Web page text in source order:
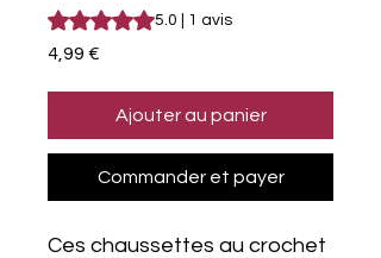
La note est de 5.0 sur cinq étoiles selon
5.0 | 1 avis
4,99 €
Ajouter au panier
Commander et payer
Ces chaussettes au crochet